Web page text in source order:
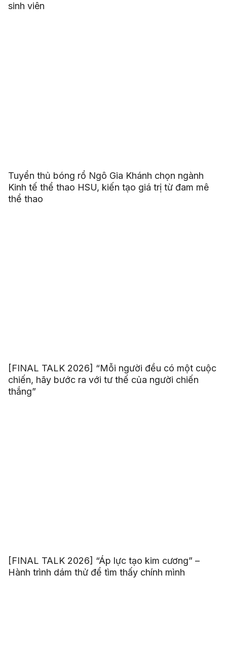
sinh viên
Tuyển thủ bóng rổ Ngô Gia Khánh chọn ngành
Kinh tế thể thao HSU, kiến tạo giá trị từ đam mê
thể thao
[FINAL TALK 2026] “Mỗi người đều có một cuộc
chiến, hãy bước ra với tư thế của người chiến
thắng”
[FINAL TALK 2026] “Áp lực tạo kim cương” –
Hành trình dám thử để tìm thấy chính mình